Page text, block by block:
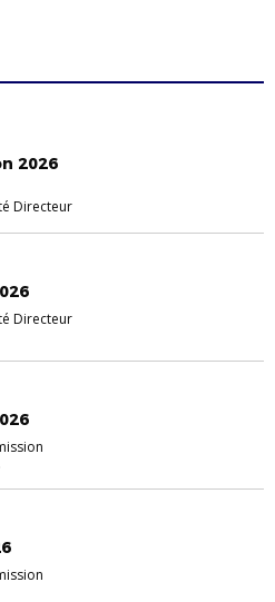
2026
Directeur
Directeur